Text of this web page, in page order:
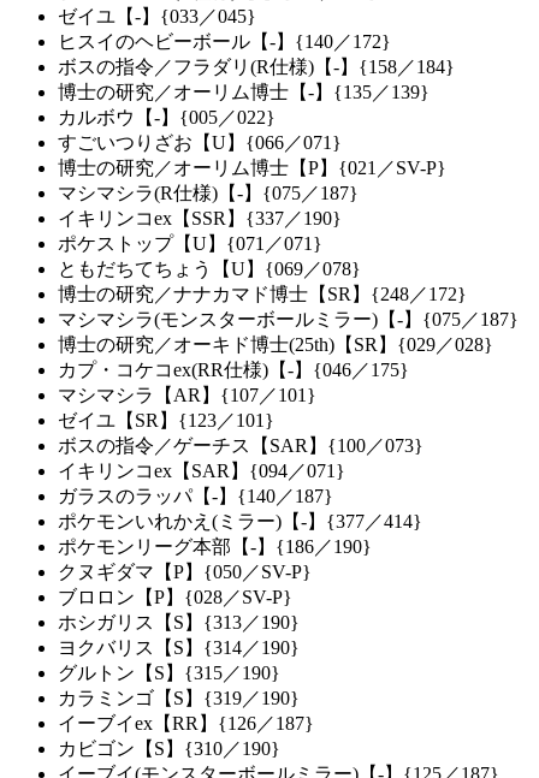
ゼイユ【-】{033／045}
ヒスイのヘビーボール【-】{140／172}
ボスの指令／フラダリ(R仕様)【-】{158／184}
博士の研究／オーリム博士【-】{135／139}
カルボウ【-】{005／022}
すごいつりざお【U】{066／071}
博士の研究／オーリム博士【P】{021／SV-P}
マシマシラ(R仕様)【-】{075／187}
イキリンコex【SSR】{337／190}
ポケストップ【U】{071／071}
ともだちてちょう【U】{069／078}
博士の研究／ナナカマド博士【SR】{248／172}
マシマシラ(モンスターボールミラー)【-】{075／187}
博士の研究／オーキド博士(25th)【SR】{029／028}
カプ・コケコex(RR仕様)【-】{046／175}
マシマシラ【AR】{107／101}
ゼイユ【SR】{123／101}
ボスの指令／ゲーチス【SAR】{100／073}
イキリンコex【SAR】{094／071}
ガラスのラッパ【-】{140／187}
ポケモンいれかえ(ミラー)【-】{377／414}
ポケモンリーグ本部【-】{186／190}
クヌギダマ【P】{050／SV-P}
ブロロン【P】{028／SV-P}
ホシガリス【S】{313／190}
ヨクバリス【S】{314／190}
グルトン【S】{315／190}
カラミンゴ【S】{319／190}
イーブイex【RR】{126／187}
カビゴン【S】{310／190}